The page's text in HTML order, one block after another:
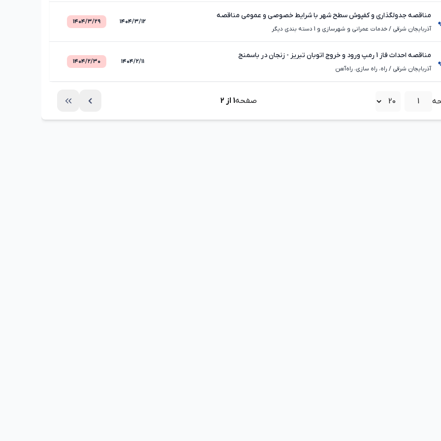
مناقصه جدولگذاری و کفپوش سطح شهر با شرایط خصوصی و عمومی مناقصه
آذربایجان شرقی /خدمات عمرانی و شهرسازی و 1 دسته بندی دیگر
۱۴۰۴/۳/۱۲ ۱۴۰۴/۳/۲۹
مناقصه احداث فاز 1 رمپ ورود و خروج اتوبان تبریز - زنجان در باسمنج
آذربایجان شرقی / راه، راه‌ سازی، راه‌آهن
۱۴۰۴/۲/۱۱ ۱۴۰۴/۲/۳۰
صفحه1 از 2